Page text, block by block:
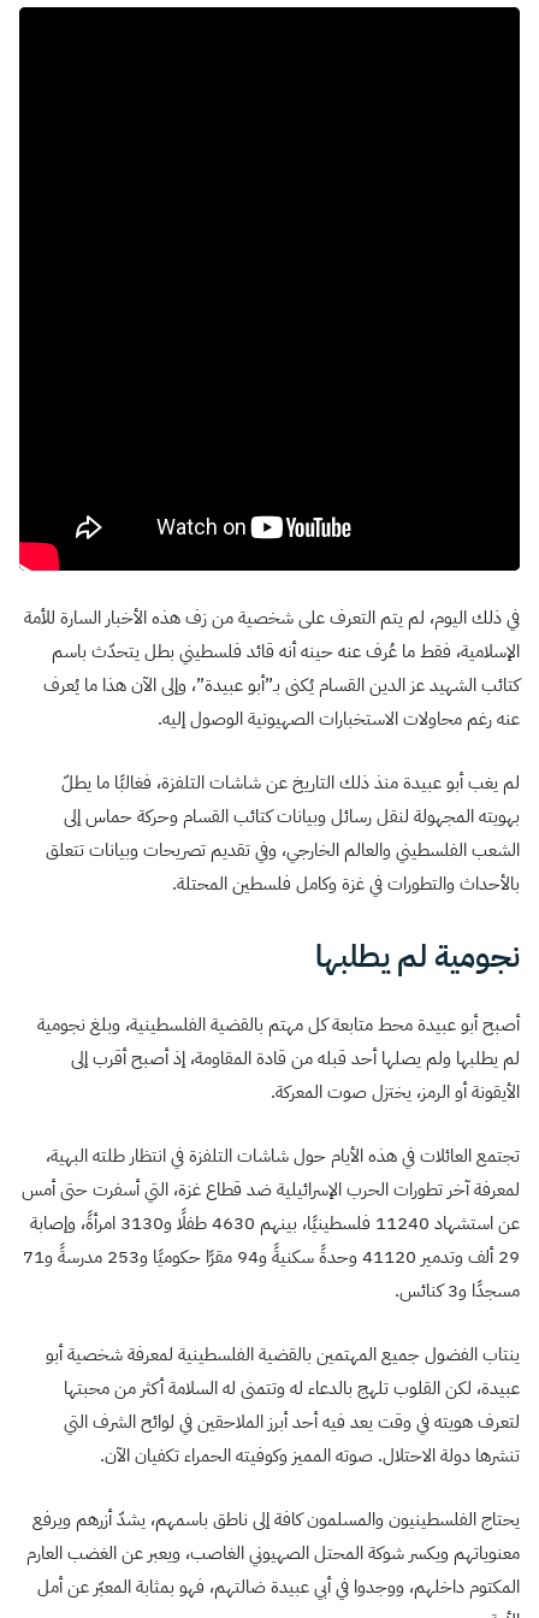
في ذلك اليوم، لم يتم التعرف على شخصية من زف هذه الأخبار السارة للأمة
الإسلامية، فقط ما عُرف عنه حينه أنه قائد فلسطيني بطل يتحدّث باسم
كتائب الشهيد عز الدين القسام يُكنى بـ”أبو عبيدة”، وإلى الآن هذا ما يُعرف
عنه رغم محاولات الاستخبارات الصهيونية الوصول إليه.
لم يغب أبو عبيدة منذ ذلك التاريخ عن شاشات التلفزة، فغالبًا ما يطلّ
بهويته المجهولة لنقل رسائل وبيانات كتائب القسام وحركة حماس إلى
الشعب الفلسطيني والعالم الخارجي، وفي تقديم تصريحات وبيانات تتعلق
بالأحداث والتطورات في غزة وكامل فلسطين المحتلة.
نجومية لم يطلبها
أصبح أبو عبيدة محط متابعة كل مهتم بالقضية الفلسطينية، وبلغ نجومية
لم يطلبها ولم يصلها أحد قبله من قادة المقاومة، إذ أصبح أقرب إلى
الأيقونة أو الرمز، يختزل صوت المعركة.
تجتمع العائلات في هذه الأيام حول شاشات التلفزة في انتظار طلته البهية،
لمعرفة آخر تطورات الحرب الإسرائيلية ضد قطاع غزة، التي أسفرت حتى أمس
عن استشهاد 11240 فلسطينيًا، بينهم 4630 طفلًا و3130 امرأةً، وإصابة
29 ألف وتدمير 41120 وحدةً سكنيةً و94 مقرًا حكوميًا و253 مدرسةً و71
مسجدًا و3 كنائس.
ينتاب الفضول جميع المهتمين بالقضية الفلسطينية لمعرفة شخصية أبو
عبيدة، لكن القلوب تلهج بالدعاء له وتتمنى له السلامة أكثر من محبتها
لتعرف هويته في وقت يعد فيه أحد أبرز الملاحقين في لوائح الشرف التي
تنشرها دولة الاحتلال. صوته المميز وكوفيته الحمراء تكفيان الآن.
يحتاج الفلسطينيون والمسلمون كافة إلى ناطق باسمهم، يشدّ أزرهم ويرفع
معنوياتهم ويكسر شوكة المحتل الصهيوني الغاصب، ويعبر عن الغضب العارم
المكتوم داخلهم، ووجدوا في أبي عبيدة ضالتهم، فهو بمثابة المعبّر عن أمل